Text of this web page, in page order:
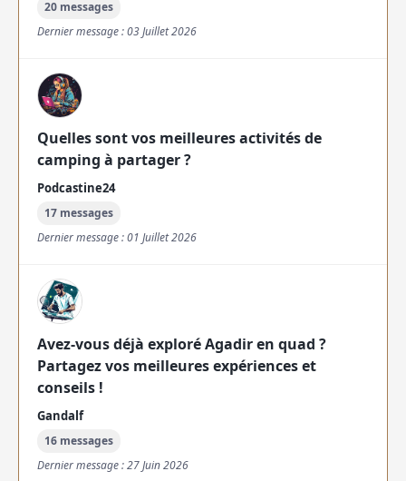
20 messages
Dernier message : 03 Juillet 2026
Quelles sont vos meilleures activités de
camping à partager ?
Podcastine24
17 messages
Dernier message : 01 Juillet 2026
Avez-vous déjà exploré Agadir en quad ?
Partagez vos meilleures expériences et
conseils !
Gandalf
16 messages
Dernier message : 27 Juin 2026